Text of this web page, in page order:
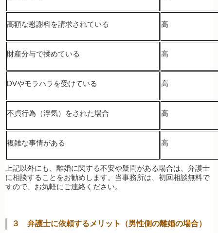
高額な慰謝料を請求されている 高
財産分与で揉めている 高
DVやモラハラを受けている 高
不貞行為（浮気）をされた場合 高
複雑な事情がある 高
上記以外にも、離婚に関する不安や疑問がある場合は、弁護士
に相談することをお勧めします。当事務所は、初回相談無料で
すので、お気軽にご連絡ください。
３ 弁護士に依頼するメリット（男性側の離婚の場合）